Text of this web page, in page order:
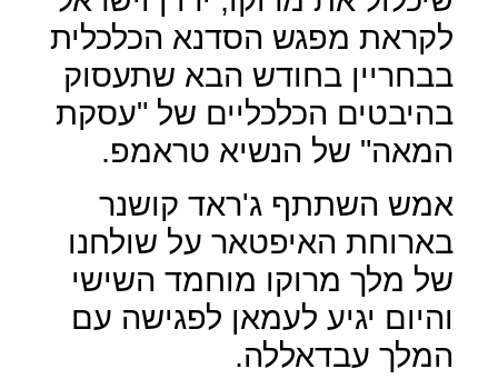
לקראת מפגש הסדנא הכלכלית
בבחריין בחודש הבא שתעסוק
בהיבטים הכלכליים של "עסקת
המאה" של הנשיא טראמפ.
אמש השתתף ג'ראד קושנר
בארוחת האיפטאר על שולחנו
של מלך מרוקו מוחמד השישי
והיום יגיע לעמאן לפגישה עם
המלך עבדאללה.